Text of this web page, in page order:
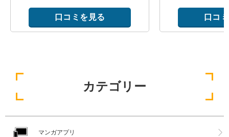
口コミを見る 口コ
カテゴリー
マンガアプリ